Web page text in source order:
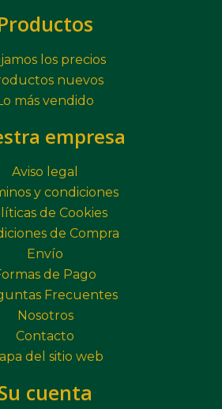
los precios
nuevos
más vendido
empresa
Aviso legal
y condiciones
de Cookies
de Compra
Envío
de Pago
Frecuentes
Nosotros
Contacto
del sitio web
cuenta